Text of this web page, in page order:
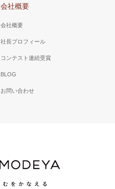
会社概要
会社概要
社長プロフィール
コンテスト連続受賞
BLOG
お問い合わせ